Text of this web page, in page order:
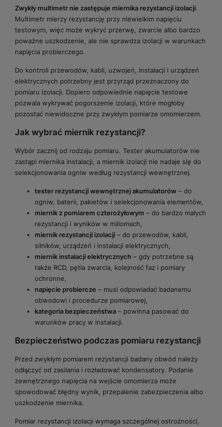
Zwykły multimetr nie zastępuje miernika rezystancji izolacji.
Multimetr mierzy rezystancję przy niewielkim napięciu
testowym, więc może wykryć przerwę, zwarcie albo bardzo
poważne uszkodzenie, ale nie sprawdza izolacji w warunkach
napięcia probierczego.
Do kontroli przewodów, kabli, uzwojeń, instalacji i urządzeń
elektrycznych potrzebny jest przyrząd przeznaczony do
pomiaru izolacji. Dopiero odpowiednie napięcie testowe
pozwala wykrywać pogorszenie izolacji, które mogłoby
pozostać niewidoczne przy zwykłym pomiarze omomierzem.
Jak wybrać miernik rezystancji?
Wybór zacznij od rodzaju pomiaru. Tester akumulatorów nie
zastąpi miernika instalacji, a miernik izolacji nie nadaje się do
selekcjonowania ogniw według rezystancji wewnętrznej.
tester rezystancji wewnętrznej akumulatorów – do
ogniw, baterii, pakietów i selekcjonowania elementów,
miernik z pomiarem czterożyłowym – do bardzo małych
rezystancji i wyników w miliomach,
miernik rezystancji izolacji – do przewodów, kabli,
silników, urządzeń i instalacji elektrycznych,
miernik instalacji elektrycznych – gdy potrzebne są
także RCD, pętla zwarcia, kolejność faz i pomiary
ochronne,
napięcie probiercze – musi odpowiadać badanemu
obwodowi i procedurze pomiarowej,
kategoria bezpieczeństwa – powinna pasować do
warunków pracy w instalacji.
Bezpieczeństwo podczas pomiaru rezystancji
Przed zwykłym pomiarem rezystancji badany obwód należy
odłączyć od zasilania i rozładować kondensatory. Podanie
zewnętrznego napięcia na wejście omomierza może
spowodować błędny wynik, przepalenie zabezpieczenia albo
uszkodzenie miernika.
Pomiar rezystancji izolacji wymaga szczególnej ostrożności,